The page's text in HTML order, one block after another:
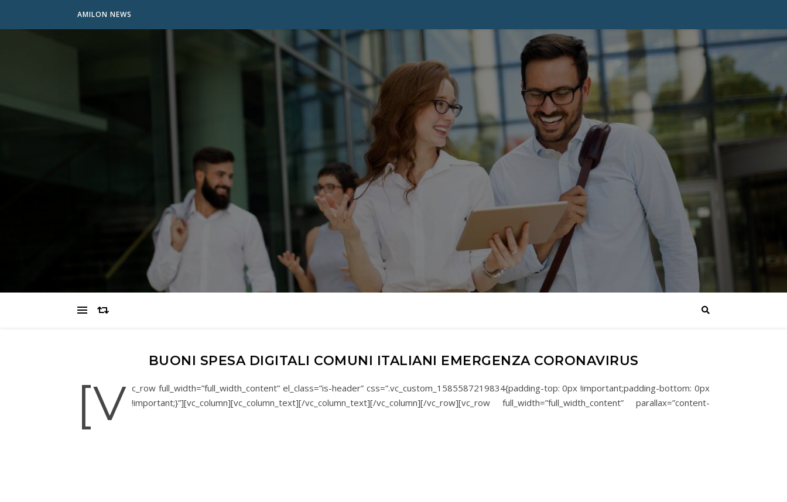
AMILON NEWS
BUONI SPESA DIGITALI COMUNI ITALIANI EMERGENZA CORONAVIRUS
[v c_row full_width=”full_width_content” el_class=”is-header” css=”.vc_custom_1585587219834{padding-top: 0px !important;padding-bottom: 0px
!important;}”][vc_column][vc_column_text][/vc_column_text][/vc_column][/vc_row][vc_row full_width=”full_width_content” parallax=”content-